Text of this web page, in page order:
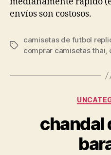
envíos son costosos.
Etiquetas
camisetas de futbol
comprar camisetas thai
chandal